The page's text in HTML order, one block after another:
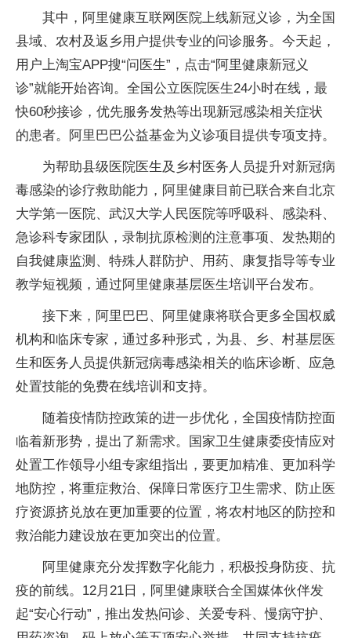
其中，阿里健康互联网医院上线新冠义诊，为全国
县域、农村及返乡用户提供专业的问诊服务。今天起，
用户上淘宝APP搜“问医生”，点击“阿里健康新冠义
诊”就能开始咨询。全国公立医院医生24小时在线，最
快60秒接诊，优先服务发热等出现新冠感染相关症状
的患者。阿里巴巴公益基金为义诊项目提供专项支持。
为帮助县级医院医生及乡村医务人员提升对新冠病
毒感染的诊疗救助能力，阿里健康目前已联合来自北京
大学第一医院、武汉大学人民医院等呼吸科、感染科、
急诊科专家团队，录制抗原检测的注意事项、发热期的
自我健康监测、特殊人群防护、用药、康复指导等专业
教学短视频，通过阿里健康基层医生培训平台发布。
接下来，阿里巴巴、阿里健康将联合更多全国权威
机构和临床专家，通过多种形式，为县、乡、村基层医
生和医务人员提供新冠病毒感染相关的临床诊断、应急
处置技能的免费在线培训和支持。
随着疫情防控政策的进一步优化，全国疫情防控面
临着新形势，提出了新需求。国家卫生健康委疫情应对
处置工作领导小组专家组指出，要更加精准、更加科学
地防控，将重症救治、保障日常医疗卫生需求、防止医
疗资源挤兑放在更加重要的位置，将农村地区的防控和
救治能力建设放在更加突出的位置。
阿里健康充分发挥数字化能力，积极投身防疫、抗
疫的前线。12月21日，阿里健康联合全国媒体伙伴发
起“安心行动”，推出发热问诊、关爱专科、慢病守护、